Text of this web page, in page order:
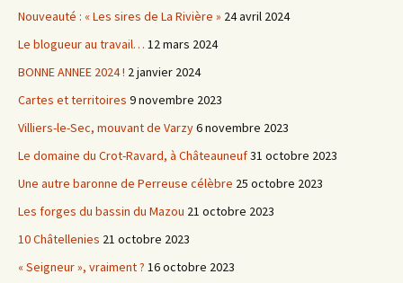
Nouveauté : « Les sires de La Rivière » 24 avril 2024
Le blogueur au travail… 12 mars 2024
BONNE ANNEE 2024 ! 2 janvier 2024
Cartes et territoires 9 novembre 2023
Villiers-le-Sec, mouvant de Varzy6 novembre 2023
Le domaine du Crot-Ravard, à Châteauneuf31 octobre 2023
Une autre baronne de Perreuse célèbre 25 octobre 2023
Les forges du bassin du Mazou 21 octobre 2023
10 Châtellenies 21 octobre 2023
« Seigneur », vraiment ? 16 octobre 2023